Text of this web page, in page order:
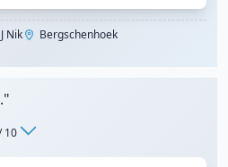
Nik
Bergschenhoek
10